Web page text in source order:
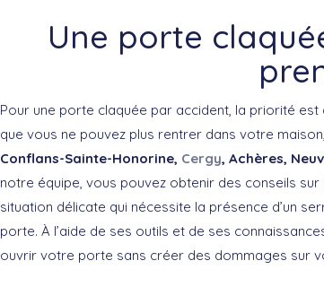
Une porte
Pour une porte claquée par accident, la priorité
que vous ne pouvez plus rentrer dans votre
Conflans-Sainte-Honorine, Cergy, Achères,
notre équipe, vous pouvez obtenir des conseils
situation délicate qui nécessite la présence d’un
porte. À l’aide de ses outils et de ses
ouvrir votre porte sans créer des dommages sur